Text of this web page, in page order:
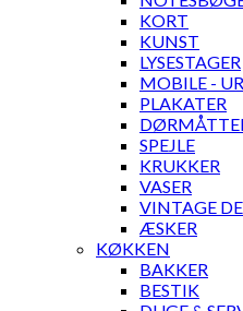
KORT
KUNST
LYSESTAGER
MOBILE -
PLAKATER
SPEJLE
KRUKKER
VASER
VINTAGE
ÆSKER
KØKKEN
BAKKER
BESTIK